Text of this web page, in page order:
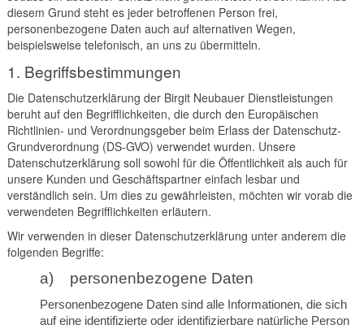
diesem Grund steht es jeder betroffenen Person frei,
personenbezogene Daten auch auf alternativen Wegen,
beispielsweise telefonisch, an uns zu übermitteln.
1. Begriffsbestimmungen
Die Datenschutzerklärung der Birgit Neubauer Dienstleistungen
beruht auf den Begrifflichkeiten, die durch den Europäischen
Richtlinien- und Verordnungsgeber beim Erlass der Datenschutz-
Grundverordnung (DS-GVO) verwendet wurden. Unsere
Datenschutzerklärung soll sowohl für die Öffentlichkeit als auch für
unsere Kunden und Geschäftspartner einfach lesbar und
verständlich sein. Um dies zu gewährleisten, möchten wir vorab die
verwendeten Begrifflichkeiten erläutern.
Wir verwenden in dieser Datenschutzerklärung unter anderem die
folgenden Begriffe:
a) personenbezogene Daten
Personenbezogene Daten sind alle Informationen, die sich
auf eine identifizierte oder identifizierbare natürliche Person